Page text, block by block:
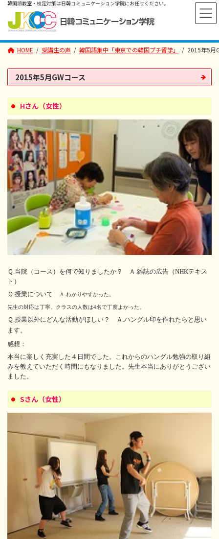
へ
ョ
HOME 受講生の声 韓国語集中「東京での韓国プチ留学」 2015年5月
2015年5月GWコース
Hさん（女性）
Ｑ.当院（コース）を何で知りましたか？ Ａ.雑誌の広告（NHKテキス
ト）
Ｑ.授業について
Ａ.わかりやすかった。
先生の対応は丁寧。クラスの人数は4名で丁度よかった。
Ｑ.授業以外にどんな活動がほしい？ Ａ.ハングル印を作れたらと思い
ます。
感想：
本当に楽しく充実した４日間でした。これからのハングル勉強の取り組
みを教えていただく時間にもなりました。先生本当にありがとうござい
ました。
Sさん（女性）